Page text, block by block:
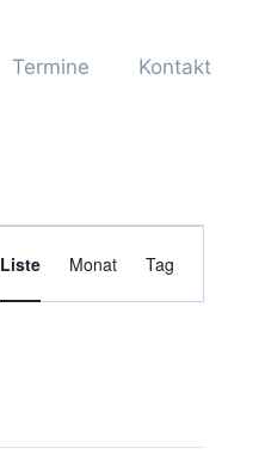
Termine Kontakt
Liste Monat Tag